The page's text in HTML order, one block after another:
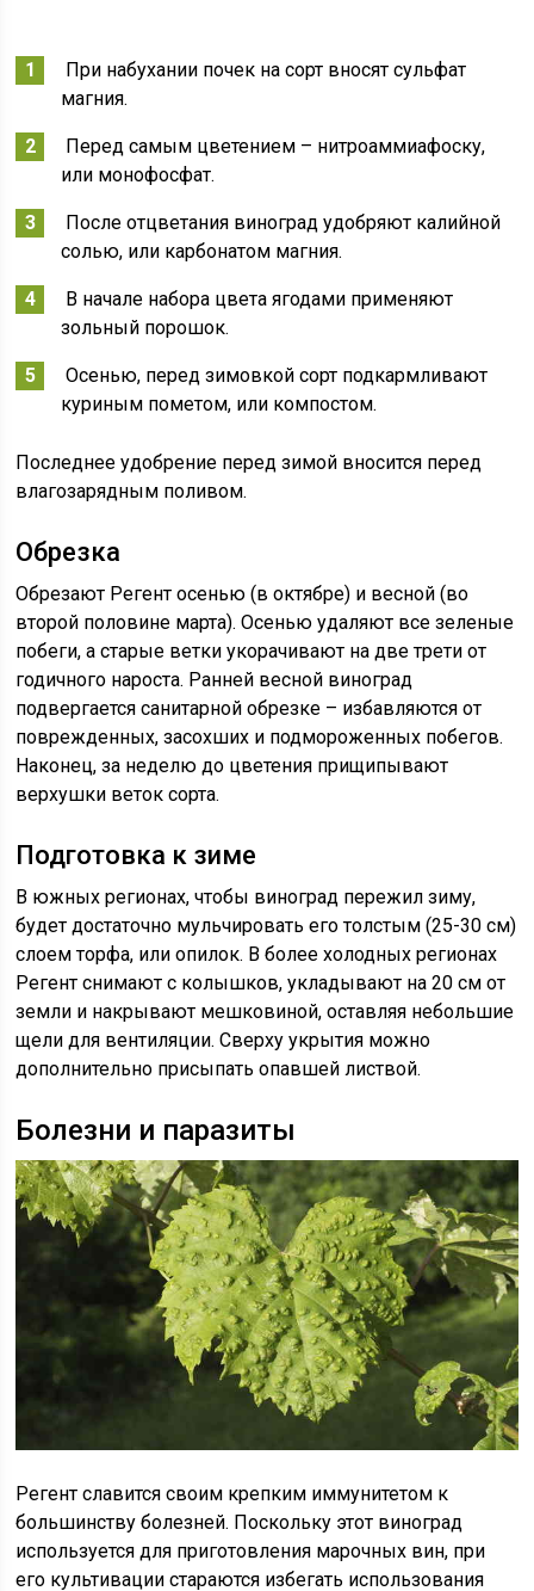
При набухании почек на сорт вносят сульфат
магния.
Перед самым цветением – нитроаммиафоску,
или монофосфат.
После отцветания виноград удобряют калийной
солью, или карбонатом магния.
В начале набора цвета ягодами применяют
зольный порошок.
Осенью, перед зимовкой сорт подкармливают
куриным пометом, или компостом.
Последнее удобрение перед зимой вносится перед
влагозарядным поливом.
Обрезка
Обрезают Регент осенью (в октябре) и весной (во
второй половине марта). Осенью удаляют все зеленые
побеги, а старые ветки укорачивают на две трети от
годичного нароста. Ранней весной виноград
подвергается санитарной обрезке – избавляются от
поврежденных, засохших и подмороженных побегов.
Наконец, за неделю до цветения прищипывают
верхушки веток сорта.
Подготовка к зиме
В южных регионах, чтобы виноград пережил зиму,
будет достаточно мульчировать его толстым (25-30 см)
слоем торфа, или опилок. В более холодных регионах
Регент снимают с колышков, укладывают на 20 см от
земли и накрывают мешковиной, оставляя небольшие
щели для вентиляции. Сверху укрытия можно
дополнительно присыпать опавшей листвой.
Болезни и паразиты
Регент славится своим крепким иммунитетом к
большинству болезней. Поскольку этот виноград
используется для приготовления марочных вин, при
его культивации стараются избегать использования